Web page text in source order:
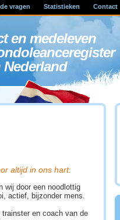
vragen Statistieken Contact
en medeleven
Nederland
altijd in ons hart.
wij door een noodlottig
actief, bijzonder mens.
en coach van de